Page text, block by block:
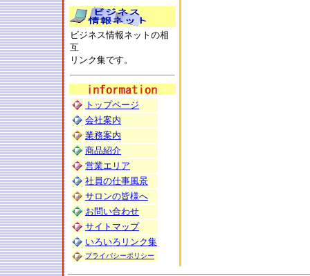
ビジネス情報ネットの相
互
リンク集です。
トップページ
会社案内
業務案内
商品紹介
営業エリア
社員の仕事風景
サロンの皆様へ
お問い合わせ
サイトマップ
いろいろリンク集
プライバシーポリシー